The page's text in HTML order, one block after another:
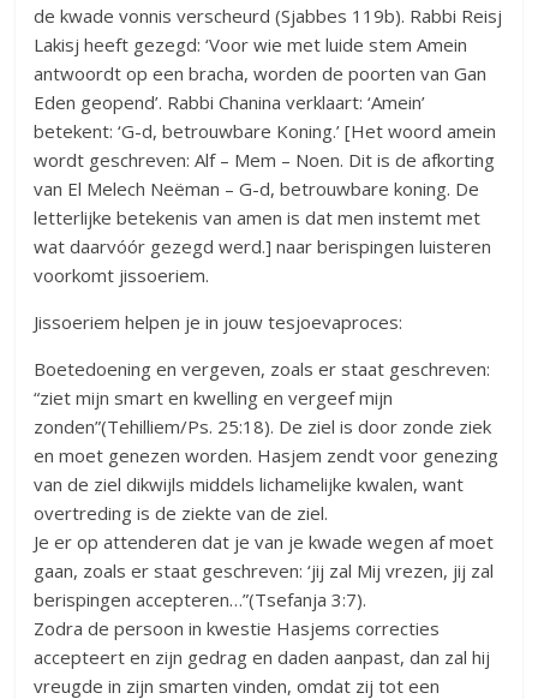
de kwade vonnis verscheurd (Sjabbes 119b). Rabbi Reisj
Lakisj heeft gezegd: ‘Voor wie met luide stem Amein
antwoordt op een bracha, worden de poorten van Gan
Eden geopend’. Rabbi Chanina verklaart: ‘Amein’
betekent: ‘G-d, betrouwbare Koning.’ [Het woord amein
wordt geschreven: Alf – Mem – Noen. Dit is de afkorting
van El Melech Neëman – G-d, betrouwbare koning. De
letterlijke betekenis van amen is dat men instemt met
wat daarvóór gezegd werd.] naar berispingen luisteren
voorkomt jissoeriem.
Jissoeriem helpen je in jouw tesjoevaproces:
Boetedoening en vergeven, zoals er staat geschreven:
“ziet mijn smart en kwelling en vergeef mijn
zonden”(Tehilliem/Ps. 25:18). De ziel is door zonde ziek
en moet genezen worden. Hasjem zendt voor genezing
van de ziel dikwijls middels lichamelijke kwalen, want
overtreding is de ziekte van de ziel.
Je er op attenderen dat je van je kwade wegen af moet
gaan, zoals er staat geschreven: ‘jij zal Mij vrezen, jij zal
berispingen accepteren…”(Tsefanja 3:7).
Zodra de persoon in kwestie Hasjems correcties
accepteert en zijn gedrag en daden aanpast, dan zal hij
vreugde in zijn smarten vinden, omdat zij tot een